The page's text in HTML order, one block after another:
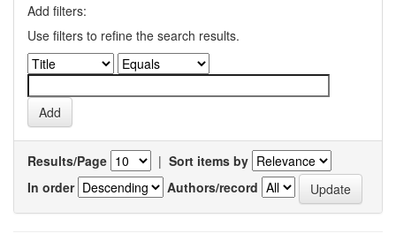
Add filters:
Use filters to refine the search results.
Results/Page | Sort items by
In order
Authors/record